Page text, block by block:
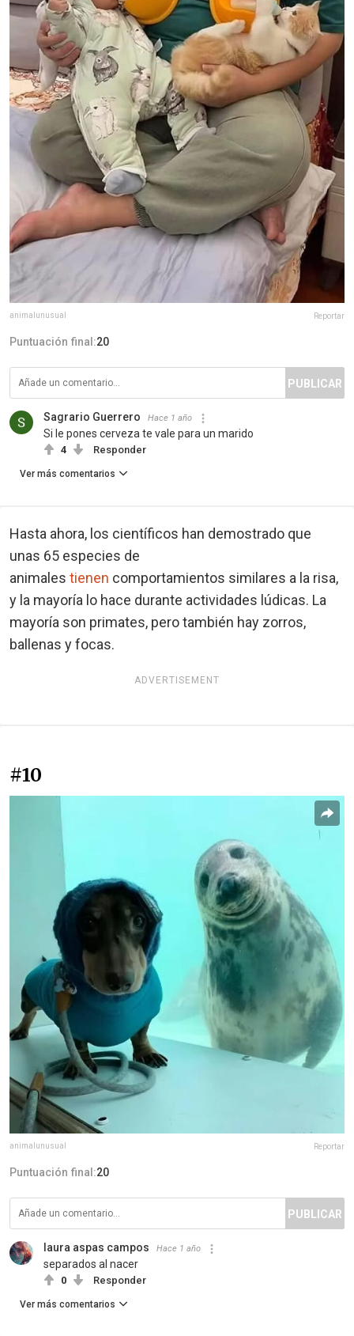
animalunusual Reportar
Puntuación final:20
PUBLICAR
Sagrario Guerrero Hace 1 año
Si le pones cerveza te vale para un marido
4 Responder
Ver más comentarios
Hasta ahora, los científicos han demostrado que
unas 65 especies de
animales tienen comportamientos similares a la risa,
y la mayoría lo hace durante actividades lúdicas. La
mayoría son primates, pero también hay zorros,
ballenas y focas.
ADVERTISEMENT
#10
animalunusual Reportar
Puntuación final:20
PUBLICAR
laura aspas campos Hace 1 año
separados al nacer
0 Responder
Ver más comentarios